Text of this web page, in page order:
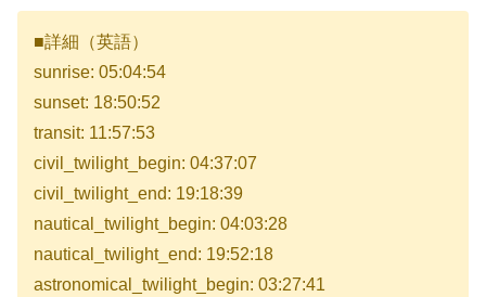
■詳細（英語）
sunrise: 05:04:54
sunset: 18:50:52
transit: 11:57:53
civil_twilight_begin: 04:37:07
civil_twilight_end: 19:18:39
nautical_twilight_begin: 04:03:28
nautical_twilight_end: 19:52:18
astronomical_twilight_begin: 03:27:41